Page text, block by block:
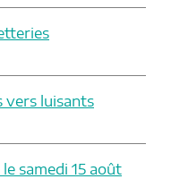
vers luisants
samedi 15 août